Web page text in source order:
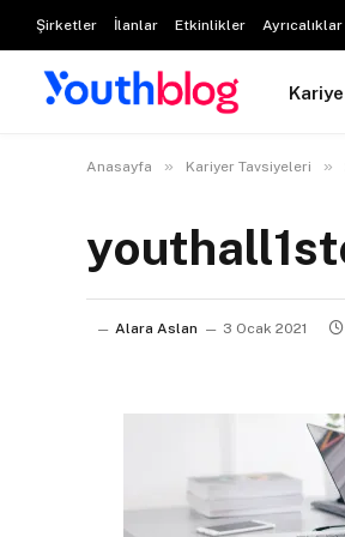
Şirketler İlanlar Etkinlikler Ayrıcalıklar
Anasayfa » Kariyer Tavsiyeleri »
Alara Aslan 3 Ocak 2021